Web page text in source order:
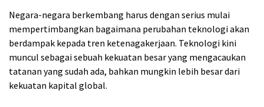
Negara-negara berkembang harus dengan serius mulai
mempertimbangkan bagaimana perubahan teknologi akan
berdampak kepada tren ketenagakerjaan. Teknologi kini
muncul sebagai sebuah kekuatan besar yang mengacaukan
tatanan yang sudah ada, bahkan mungkin lebih besar dari
kekuatan kapital global.